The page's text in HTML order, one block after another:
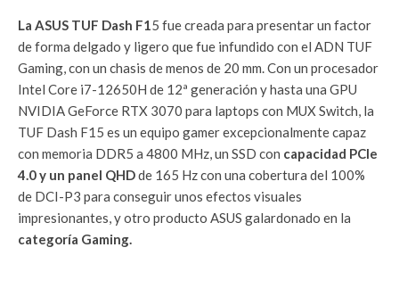
La ASUS TUF Dash F1 5 fue creada para presentar un factor
de forma delgado y ligero que fue infundido con el ADN TUF
Gaming, con un chasis de menos de 20 mm. Con un procesador
Intel Core i7-12650H de 12ª generación y hasta una GPU
NVIDIA GeForce RTX 3070 para laptops con MUX Switch, la
TUF Dash F15 es un equipo gamer excepcionalmente capaz
con memoria DDR5 a 4800 MHz, un SSD con capacidad PCIe
4.0 y un panel QHDde 165 Hz con una cobertura del 100%
de DCI-P3 para conseguir unos efectos visuales
impresionantes, y otro producto ASUS galardonado en la
categoría Gaming.